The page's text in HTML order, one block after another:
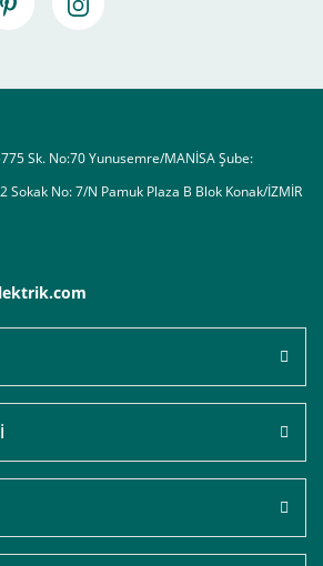
Sk. No:70 Yunusemre/MANİSA Şube:
Sokak No: 7/N Pamuk Plaza B Blok Konak/İZMİR